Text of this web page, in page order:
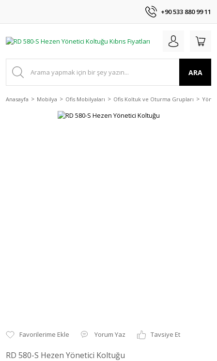
+90 533 880 99 11
ARA
Anasayfa Mobilya Ofis Mobilyaları Ofis Koltuk ve Oturma Grupları
Yorum Yaz Tavsiye Et
RD 580-S Hezen Yönetici Koltuğu